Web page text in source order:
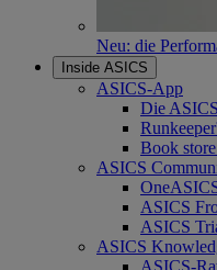
Neu: die
Inside ASICS
ASICS-App
Die
Book
ASICS
ASICS
ASICS
ASICS
ASICS-